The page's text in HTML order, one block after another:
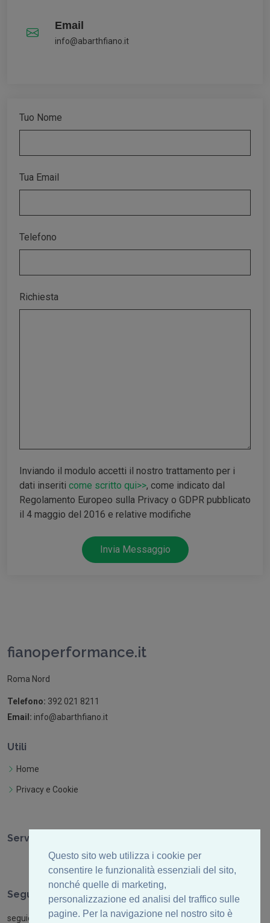
Questo sito web utilizza i cookie per
consentire le funzionalità essenziali del sito,
nonché quelle di marketing,
personalizzazione ed analisi del traffico sulle
pagine. Per la navigazione nel nostro sito è
Email
info@abarthfiano.it
Tuo Nome
Tua Email
Telefono
Richiesta
Inviando il modulo accetti il nostro trattamento per i
dati inseriti come scritto qui>>, come indicato dal
Regolamento Europeo sulla Privacy o GDPR pubblicato
il 4 maggio del 2016 e relative modifiche
Invia Messaggio
fianoperformance.it
Roma Nord
Telefono: 392 021 8211
Email: info@abarthfiano.it
Utili
Home
Privacy e Cookie
Servizi
Seguici
seguici nei nostri canali social